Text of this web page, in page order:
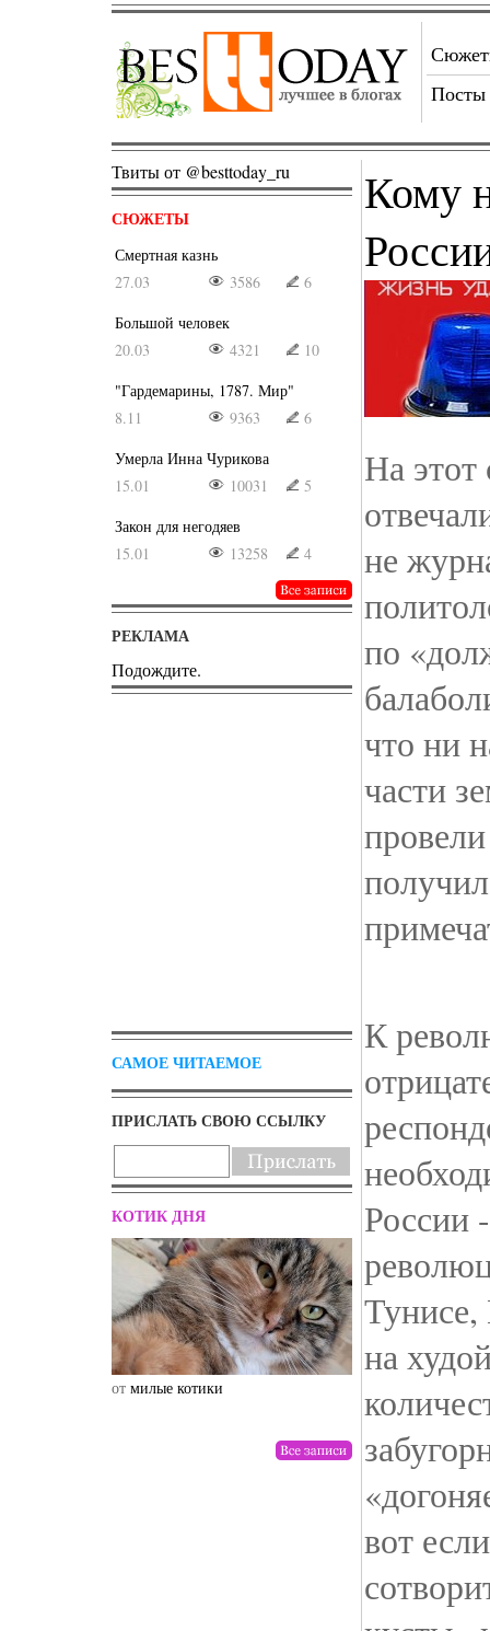
Посты
Твиты от @besttoday_ru
СЮЖЕТЫ
Смертная казнь
27.03
3586
6
Большой человек
20.03
4321
10
"Гардемарины, 1787. Мир"
8.11
9363
6
Умерла Инна Чурикова
15.01
10031
5
Закон для негодяев
15.01
13258 4
РЕКЛАМА
Подождите.
САМОЕ ЧИТАЕМОЕ
ПРИСЛАТЬ СВОЮ ССЫЛКУ
КОТИК ДНЯ
от милые котики
Кому
На
не
по
что ни
части
К
России
на
вот